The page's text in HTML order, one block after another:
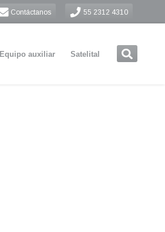
Contáctanos 55 2312 4310
Equipo auxiliar Satelital